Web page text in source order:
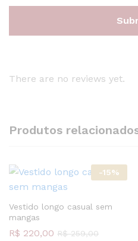
There are no reviews yet.
Produtos
-15%
Vestido longo casual sem
mangas
R$ 220,00 R$259,00